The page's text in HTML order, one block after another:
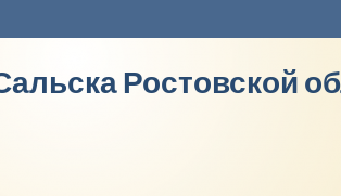
Ростовской